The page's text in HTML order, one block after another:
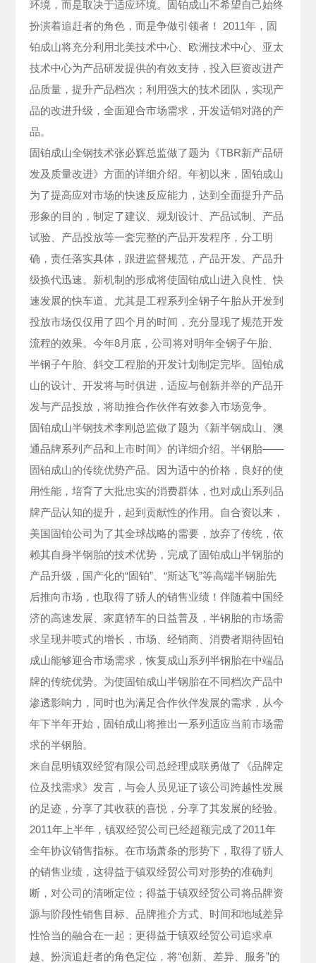
环境，而是取决于适应环境。固铂成山不希望自己始终
扮演着追赶者的角色，而是争做引领者！ 2011年，固
铂成山将充分利用北美技术中心、欧洲技术中心、亚太
技术中心为产品研发提供的有效支持，投入巨资改进产
品质量，提升产品档次；利用强大的技术团队，实现产
品的改进升级，全面迎合市场需求，开发适销对路的产
品。
固铂成山全钢技术张必辉总监做了题为《TBR新产品研
发及质量改进》方面的详细介绍。年初以来，固铂成山
为了提高应对市场的快速反应能力，达到全面提升产品
形象的目的，制定了建议、规划设计、产品试制、产品
试验、产品投放等一套完整的产品开发程序，分工明
确，责任落实具体，跟进监督规范，产品开发、产品升
级换代迅速。新机制的形成将使固铂成山进入良性、快
速发展的快车道。尤其是工程系列全钢子午胎从开发到
投放市场仅仅用了四个月的时间，充分显现了规范开发
流程的效果。今年8月底，公司将对明年全钢子午胎、
半钢子午胎、斜交工程胎的开发计划制定完毕。固铂成
山的设计、开发将与时俱进，适应与创新并举的产品开
发与产品投放，将助推合作伙伴有效参入市场竞争。
固铂成山半钢技术李刚总监做了题为《新半钢成山、澳
通品牌系列产品和上市时间》的详细介绍。半钢胎——
固铂成山的传统优势产品。因为适中的价格，良好的使
用性能，培育了大批忠实的消费群体，也对成山系列品
牌产品认知的提升，起到贡献性的作用。自合资以来，
美国固铂公司为了其全球战略的需要，放弃了传统，依
赖其自身半钢胎的技术优势，完成了固铂成山半钢胎的
产品升级，国产化的“固铂”、“斯达飞”等高端半钢胎先
后推向市场，也取得了骄人的销售业绩！伴随着中国经
济的高速发展、家庭轿车的日益普及，半钢胎的市场需
求呈现井喷式的增长，市场、经销商、消费者期待固铂
成山能够迎合市场需求，恢复成山系列半钢胎在中端品
牌的传统优势。为使固铂成山半钢胎在不同档次产品中
渗透影响力，同时也为满足合作伙伴发展的需求，从今
年下半年开始，固铂成山将推出一系列适应当前市场需
求的半钢胎。
来自昆明镇双经贸有限公司总经理成联勇做了《品牌定
位及找需求》发言，与会人员见证了该公司跨越性发展
的足迹，分享了其收获的喜悦，分享了其发展的经验。
2011年上半年，镇双经贸公司已经超额完成了2011年
全年协议销售指标。在市场萧条的形势下，取得了骄人
的销售业绩，这得益于镇双经贸公司对形势的准确判
断，对公司的清晰定位；得益于镇双经贸公司将品牌资
源与阶段性销售目标、品牌推介方式、时间和地域差异
性恰当的融合在一起；更得益于镇双经贸公司追求卓
越、扮演追赶者的角色定位，将“创新、差异、服务”的